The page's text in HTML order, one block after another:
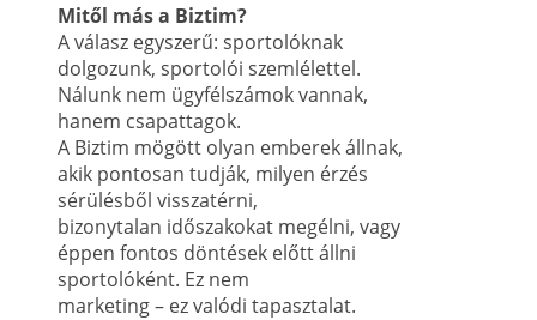
Mitől más a Biztim?
A válasz egyszerű: sportolóknak
dolgozunk, sportolói szemlélettel.
Nálunk nem ügyfélszámok vannak,
hanem csapattagok.
A Biztim mögött olyan emberek állnak,
akik pontosan tudják, milyen érzés
sérülésből visszatérni,
bizonytalan időszakokat megélni, vagy
éppen fontos döntések előtt állni
sportolóként. Ez nem
marketing – ez valódi tapasztalat.